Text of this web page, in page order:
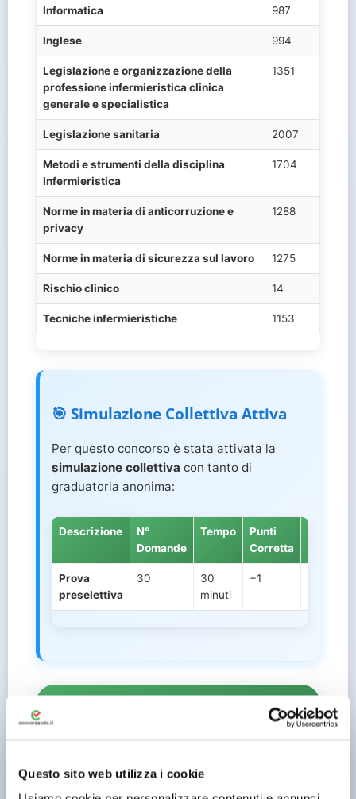
Questo sito web utilizza i cookie
Informatica 987
Inglese 994
Legislazione e organizzazione della
professione infermieristica clinica
generale e specialistica
1351
Legislazione sanitaria 2007
Metodi e strumenti della disciplina
Infermieristica
1704
Norme in materia di anticorruzione e
privacy
1288
Norme in materia di sicurezza sul lavoro 1275
Rischio clinico 14
Tecniche infermieristiche 1153
🎯 Simulazione Collettiva Attiva
Per questo concorso è stata attivata la
simulazione collettiva con tanto di
graduatoria anonima:
Descrizione
N°
Domande
Tempo
Punti
Corretta
Punti
Mancata
Prova
preselettiva
30
30
minuti
+1
Accedi alla Banca Dati ASL 1 e 2